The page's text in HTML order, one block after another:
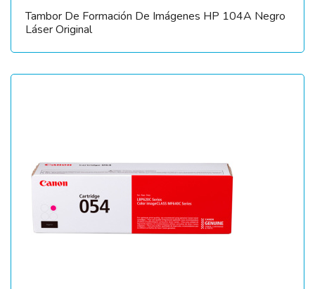
Tambor De Formación De Imágenes HP 104A Negro
Láser Original